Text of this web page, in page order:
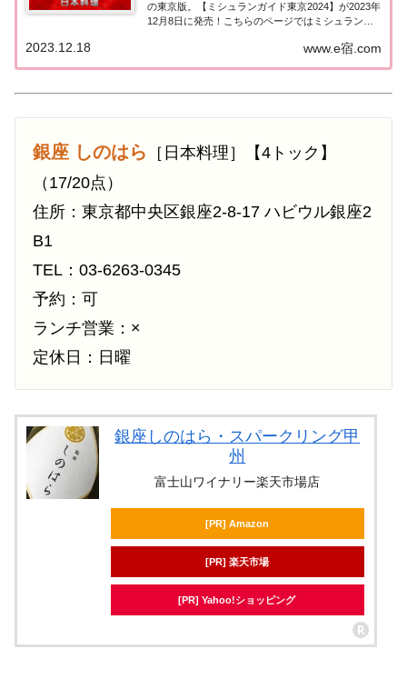
の東京版。【ミシュランガイド東京2024】が2023年
12月8日に発売！こちらのページではミシュラン東
にまとめました。ミシュラン東京2024「日本料理
www.e宿.com
2023.12.18
銀座 しのはら ［日本料理］【4トック】
（17/20点）
住所：東京都中央区銀座2-8-17 ハビウル銀座2
B1
TEL：03-6263-0345
予約：可
ランチ営業：×
定休日：日曜
銀座しのはら・スパークリング甲
州
富士山ワイナリー楽天市場店
[PR] Amazon
[PR] 楽天市場
[PR] Yahoo!ショッピング